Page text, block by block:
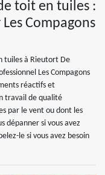
toit en tuiles :
Compagons
tuiles à Rieutort De
Les Compagons
réactifs et
travail de qualité
par le vent ou dont les
dépanner si vous avez
le si vous avez besoin